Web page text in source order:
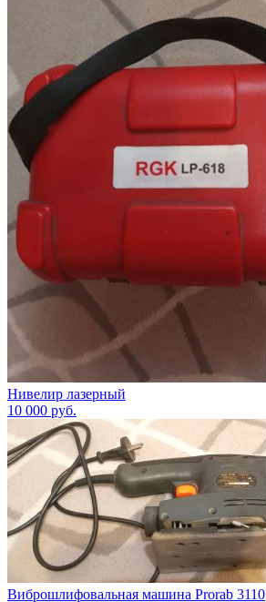
Нивелир лазерный
10 000 руб.
Виброшлифовальная машина Prorab 3110